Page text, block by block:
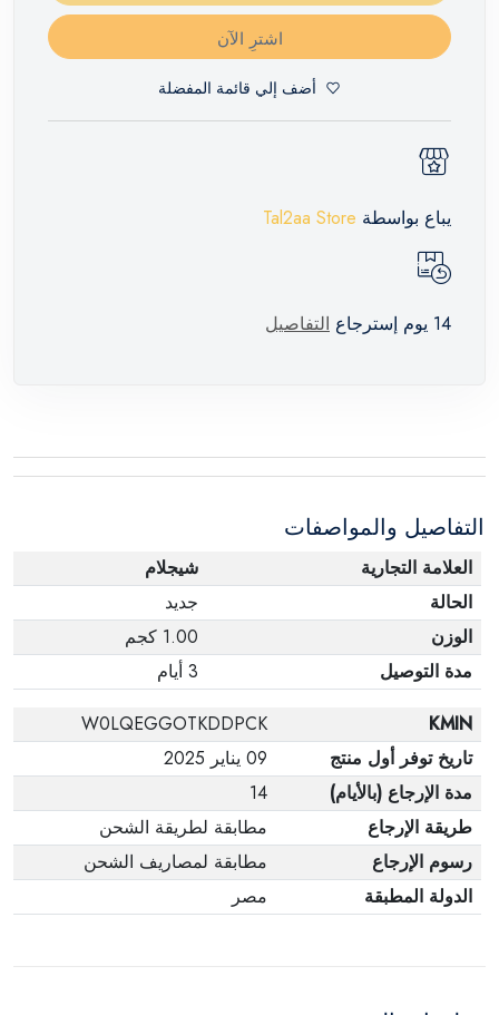
اشترِ الآن
أضف إلي قائمة المفضلة
يباع بواسطة Tal2aa Store
14 يوم إسترجاع التفاصيل
التفاصيل والمواصفات
العلامة التجارية
شيجلام
الحالة
جديد
الوزن
1.00 كجم
مدة التوصيل
3 أيام
KMIN
W0LQEGGOTKDDPCK
تاريخ توفر أول منتج
09 يناير 2025
مدة الإرجاع (بالأيام)
14
طريقة الإرجاع
مطابقة لطريقة الشحن
رسوم الإرجاع
مطابقة لمصاريف الشحن
الدولة المطبقة
مصر